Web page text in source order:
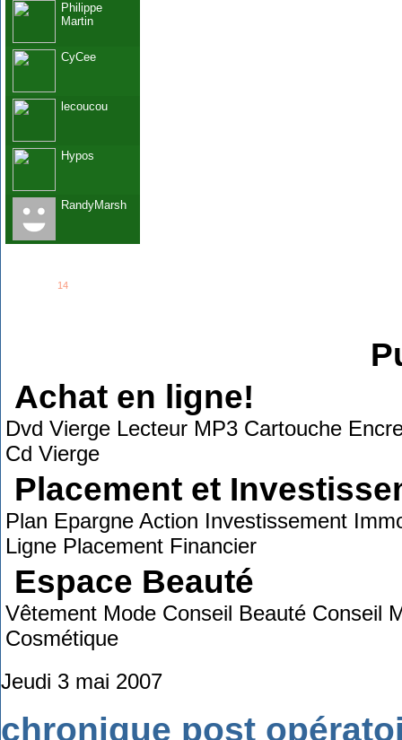
Philippe
Martin
CyCee
lecoucou
Hypos
RandyMarsh
14members...
Achat en ligne!
Dvd Vierge Lecteur MP3 Cartouche
Cd Vierge
Placement et
Plan Epargne Action Investissement
Ligne Placement Financier
Espace Beauté
Vêtement Mode Conseil Beauté Conseil
Cosmétique
Jeudi 3 mai 2007
chronique post